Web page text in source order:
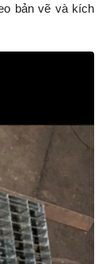
bản vẽ và kích